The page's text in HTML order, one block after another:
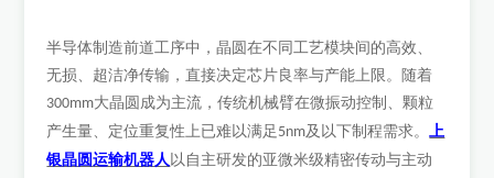
半导体制造前道工序中，晶圆在不同工艺模块间的高效、
无损、超洁净传输，直接决定芯片良率与产能上限。随着
300mm大晶圆成为主流，传统机械臂在微振动控制、颗粒
产生量、定位重复性上已难以满足 5nm及以下制程需求。 上
银晶圆运输机器人 以自主研发的亚微米级精密传动与主动